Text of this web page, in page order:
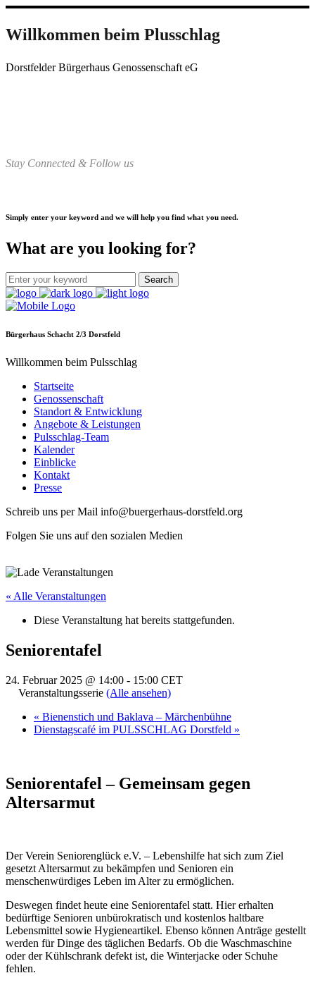
Willkommen beim Plusschlag
Dorstfelder Bürgerhaus Genossenschaft eG
Stay Connected & Follow us
Simply enter your keyword and we will help you find what you need.
What are you looking for?
Bürgerhaus Schacht 2/3 Dorstfeld
Willkommen beim Pulsschlag
Startseite
Genossenschaft
Standort & Entwicklung
Angebote & Leistungen
Pulsschlag-Team
Kalender
Einblicke
Kontakt
Presse
Schreib uns per Mail info@buergerhaus-dorstfeld.org
Folgen Sie uns auf den sozialen Medien
« Alle Veranstaltungen
Diese Veranstaltung hat bereits stattgefunden.
Seniorentafel
24. Februar 2025 @ 14:00 - 15:00 CET
Veranstaltungsserie (Alle ansehen)
« Bienenstich und Baklava – Märchenbühne
Dienstagscafé im PULSSCHLAG Dorstfeld »
Seniorentafel – Gemeinsam gegen
Altersarmut
Der Verein Seniorenglück e.V. – Lebenshilfe hat sich zum Ziel
gesetzt Altersarmut zu bekämpfen und Senioren ein
menschenwürdiges Leben im Alter zu ermöglichen.
Deswegen findet heute eine Seniorentafel statt. Hier erhalten
bedürftige Senioren unbürokratisch und kostenlos haltbare
Lebensmittel sowie Hygieneartikel. Ebenso können Anträge gestellt
werden für Dinge des täglichen Bedarfs. Ob die Waschmaschine
oder der Kühlschrank defekt ist, die Winterjacke oder Schuhe
fehlen.